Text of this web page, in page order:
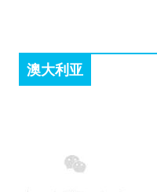
澳大利亚